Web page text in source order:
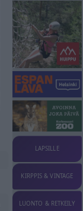
LAPSILLE
KIRPPIS & VINTAGE
LUONTO & RETKEILY